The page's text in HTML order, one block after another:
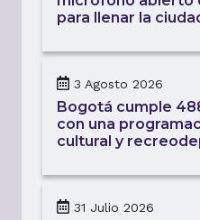
para llenar la
3 Agosto 2026
Bogotá cumple
con una
cultural y
31 Julio 2026